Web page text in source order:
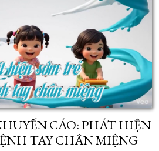
CÁO: PHÁT HIỆN
TAY CHÂN MIỆNG